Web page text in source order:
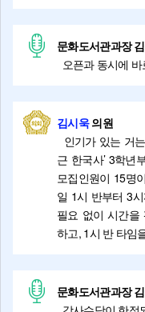
문화도서관과장
오픈과 동시에
김시욱의원
인기가 있는 거
근 한국사’ 3학년
모집인원이 15명
일 1시 반부터 3
필요 없이 시간을
하고, 1시 반 타임
문화도서관과장